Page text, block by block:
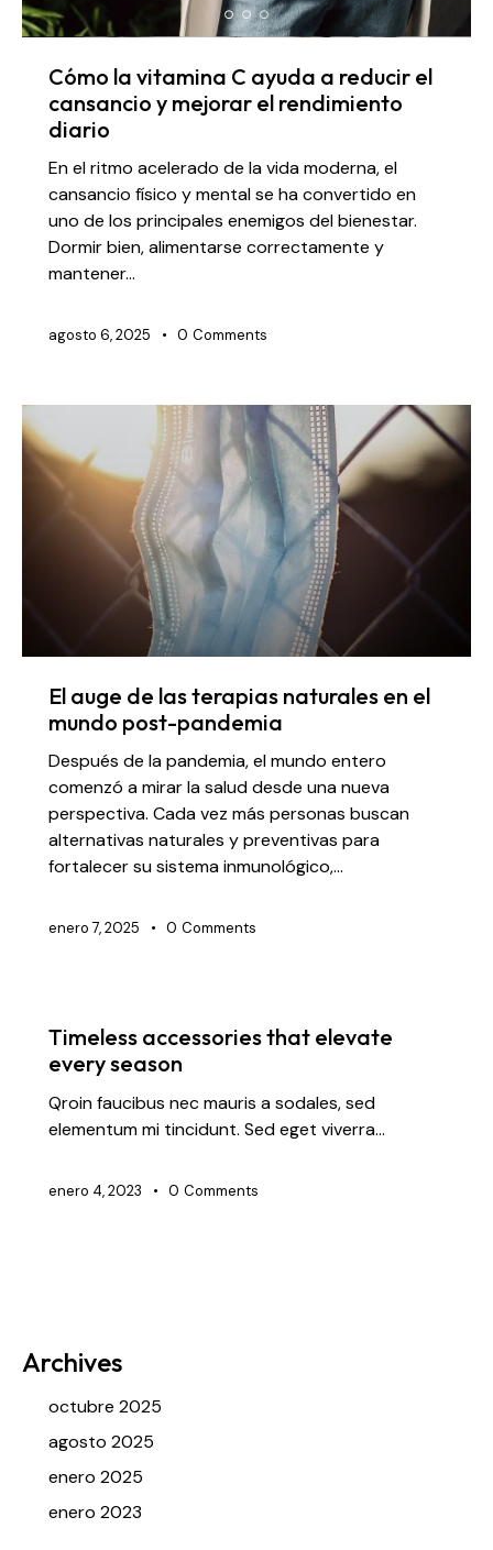
Cómo la vitamina C ayuda a reducir el
cansancio y mejorar el rendimiento
diario
En el ritmo acelerado de la vida moderna, el
cansancio físico y mental se ha convertido en
uno de los principales enemigos del bienestar.
Dormir bien, alimentarse correctamente y
mantener…
agosto 6, 2025 0 Comments
El auge de las terapias naturales en el
mundo post-pandemia
Después de la pandemia, el mundo entero
comenzó a mirar la salud desde una nueva
perspectiva. Cada vez más personas buscan
alternativas naturales y preventivas para
fortalecer su sistema inmunológico,…
enero 7, 2025 0 Comments
Timeless accessories that elevate
every season
Qroin faucibus nec mauris a sodales, sed
elementum mi tincidunt. Sed eget viverra…
enero 4, 2023 0 Comments
Archives
octubre 2025
agosto 2025
enero 2025
enero 2023